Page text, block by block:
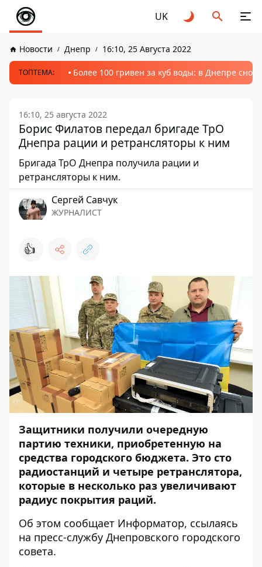
UK
Новости Днепр 16:10, 25 Августа 2022
ТОПТЕМА: Более 100 гривен за куб воды: в Днепре
16:10, 25 августа 2022
Борис Филатов передал бригаде ТрО
Днепра рации и ретрансляторы к ним
Бригада ТрО Днепра получила рации и
ретрансляторы к ним.
Сергей Савчук
ЖУРНАЛИСТ
👍
Защитники получили очередную
партию техники, приобретенную на
средства городского бюджета. Это сто
радиостанций и четыре ретранслятора,
которые в несколько раз увеличивают
радиус покрытия раций.
Об этом сообщает Информатор, ссылаясь
на пресс-службу Днепровского городского
совета.